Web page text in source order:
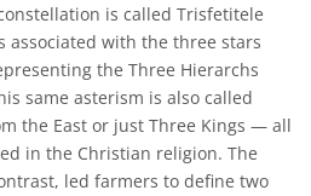
is called Trisfetitele
associated with the three stars
the Three Hierarchs
same asterism is also called
the East or just Three Kings — all
in the Christian religion. The
led farmers to define two